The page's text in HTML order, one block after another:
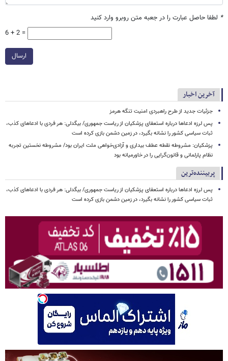
* لطفا حاصل عبارت را در جعبه متن روبرو وارد کنید
6 + 2 =
ارسال
آخرین اخبار
جزئیات جدید از طرح راهبردی امنیت تنگه هرمز
پس لرزه ادعاها درباره استعفای پزشکیان از ریاست جمهوری/ بیگدلی: هر فردی با ادعاهای کذب،
ثبات سیاسی کشور را نشانه بگیرد، در زمین دشمن بازی کرده است
پزشکیان: مشروطه نقطه عطف بیداری و آزادی‌خواهی ملت ایران بود/ مشروطه نخستین تجربه
نظام پارلمانی و قانون‌گرایی را در خاورمیانه بود
پربیننده‌ترین
پس لرزه ادعاها درباره استعفای پزشکیان از ریاست جمهوری/ بیگدلی: هر فردی با ادعاهای کذب،
ثبات سیاسی کشور را نشانه بگیرد، در زمین دشمن بازی کرده است